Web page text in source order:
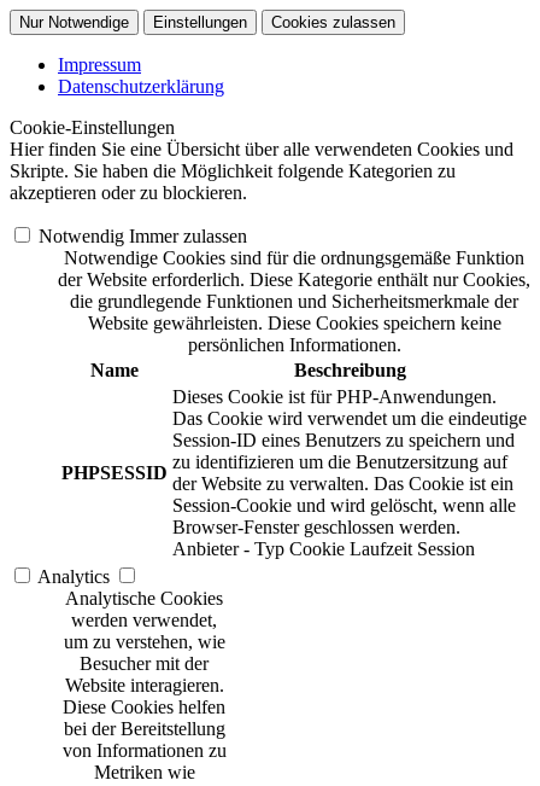
Nur Notwendige Einstellungen Cookies zulassen
Impressum
Datenschutzerklärung
Cookie-Einstellungen
Hier finden Sie eine Übersicht über alle verwendeten Cookies und
Skripte. Sie haben die Möglichkeit folgende Kategorien zu
akzeptieren oder zu blockieren.
Notwendig Immer zulassen
Notwendige Cookies sind für die ordnungsgemäße Funktion
der Website erforderlich. Diese Kategorie enthält nur Cookies,
die grundlegende Funktionen und Sicherheitsmerkmale der
Website gewährleisten. Diese Cookies speichern keine
persönlichen Informationen.
Name
Beschreibung
PHPSESSID
Dieses Cookie ist für PHP-Anwendungen.
Das Cookie wird verwendet um die eindeutige
Session-ID eines Benutzers zu speichern und
zu identifizieren um die Benutzersitzung auf
der Website zu verwalten. Das Cookie ist ein
Session-Cookie und wird gelöscht, wenn alle
Browser-Fenster geschlossen werden.
Anbieter - Typ Cookie Laufzeit Session
Analytics
Analytische Cookies
werden verwendet,
um zu verstehen, wie
Besucher mit der
Website interagieren.
Diese Cookies helfen
bei der Bereitstellung
von Informationen zu
Metriken wie